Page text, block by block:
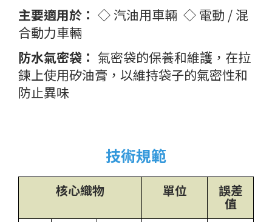
主要適用於： ◇ 汽油用車輛 ◇ 電動 / 混
合動力車輛
防水氣密袋： 氣密袋的保養和維護，在拉
鍊上使用矽油膏，以維持袋子的氣密性和
防止異味
技術規範
核心織物 單位 誤差
值